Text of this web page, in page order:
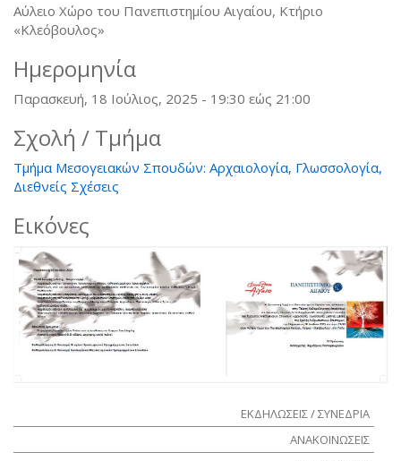
Αύλειο Χώρο του Πανεπιστημίου Αιγαίου, Κτήριο
«Κλεόβουλος»
Ημερομηνία
Παρασκευή, 18 Ιούλιος, 2025 - 19:30 εώς 21:00
Σχολή / Τμήμα
Τμήμα Μεσογειακών Σπουδών: Αρχαιολογία, Γλωσσολογία,
Διεθνείς Σχέσεις
Εικόνες
ΕΚΔΗΛΩΣΕΙΣ / ΣΥΝΕΔΡΙΑ
ΑΝΑΚΟΙΝΩΣΕΙΣ